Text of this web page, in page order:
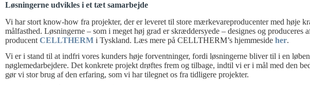
Løsningerne udvikles i et tæt samarbejde
Vi har stort know-how fra projekter, der er leveret til store mærkevareproducenter med høje
målfasthed. Løsningerne – som i meget høj grad er skræddersyede – designes og produceres
producent CELLTHERM i Tyskland. Læs mere på CELLTHERM’s hjemmeside her.
Vi er i stand til at indfri vores kunders høje forventninger, fordi løsningerne bliver til i en
nøglemedarbejdere. Det konkrete projekt drøftes frem og tilbage, indtil vi er i mål med den
gør vi stor brug af den erfaring, som vi har tilegnet os fra tidligere projekter.